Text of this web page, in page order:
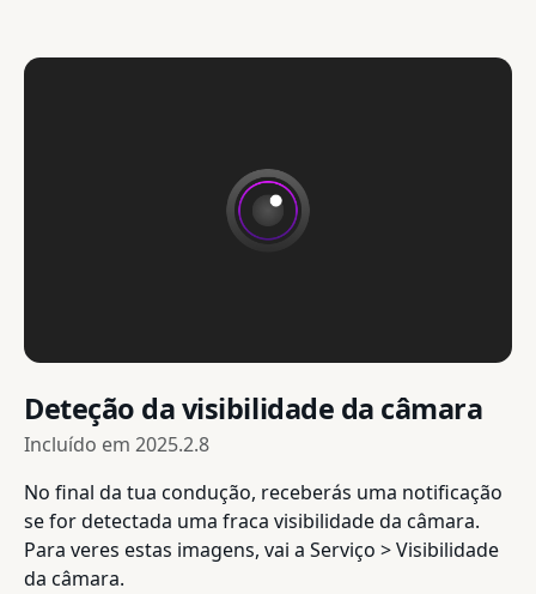
Deteção da visibilidade da câmara
Incluído em 2025.2.8
No final da tua condução, receberás uma notificação
se for detectada uma fraca visibilidade da câmara.
Para veres estas imagens, vai a Serviço > Visibilidade
da câmara.